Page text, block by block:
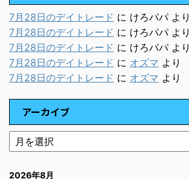
7月28日のデイトレード に けろパパより
7月28日のデイトレード に けろパパより
7月28日のデイトレード に けろパパより
7月28日のデイトレード に オズマ より
7月28日のデイトレード に オズマ より
アーカイブ
2026年8月